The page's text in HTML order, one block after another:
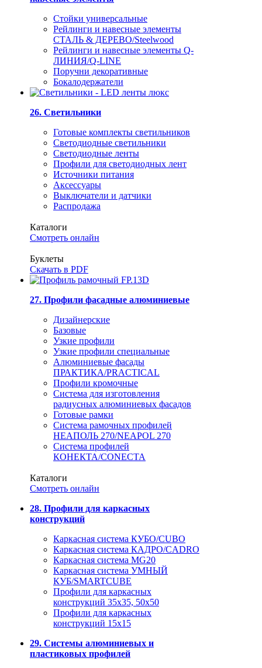
Стойки универсальные
Рейлинги и навесные элементы
СТАЛЬ & ДЕРЕВО/Steelwood
Рейлинги и навесные элементы Q-
ЛИНИЯ/Q-LINE
Поручни декоративные
Бокалодержатели
26. Светильники
Готовые комплекты светильников
Светодиодные светильники
Светодиодные ленты
Профили для светодиодных лент
Источники питания
Аксессуары
Выключатели и датчики
Распродажа
Каталоги
Смотреть онлайн
Буклеты
Скачать в PDF
27. Профили фасадные алюминиевые
Дизайнерские
Базовые
Узкие профили
Узкие профили специальные
Алюминиевые фасады
ПРАКТИКА/PRACTICAL
Профили кромочные
Система для изготовления
радиусных алюминиевых фасадов
Готовые рамки
Система рамочных профилей
НЕАПОЛЬ 270/NEAPOL 270
Система профилей
КОНЕКТА/CONECTA
Каталоги
Смотреть онлайн
28. Профили для каркасных
конструкций
Каркасная система КУБО/CUBO
Каркасная система КАДРО/CADRO
Каркасная система MG20
Каркасная система УМНЫЙ
КУБ/SMARTCUBE
Профили для каркасных
конструкций 35x35, 50x50
Профили для каркасных
конструкций 15х15
29. Системы алюминиевых и
пластиковых профилей